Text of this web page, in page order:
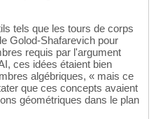
tels que les tours de corps
Golod-Shafarevich pour
requis par l'argument
ces idées étaient bien
algébriques, « mais ce
que ces concepts avaient
géométriques dans le plan